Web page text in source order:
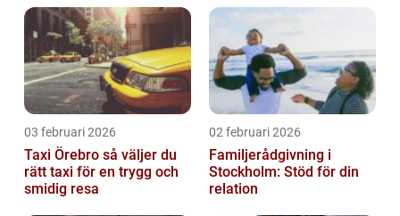
03 februari 2026
Taxi Örebro så väljer du
rätt taxi för en trygg och
smidig resa
02 februari 2026
Familjerådgivning i
Stockholm: Stöd för din
relation